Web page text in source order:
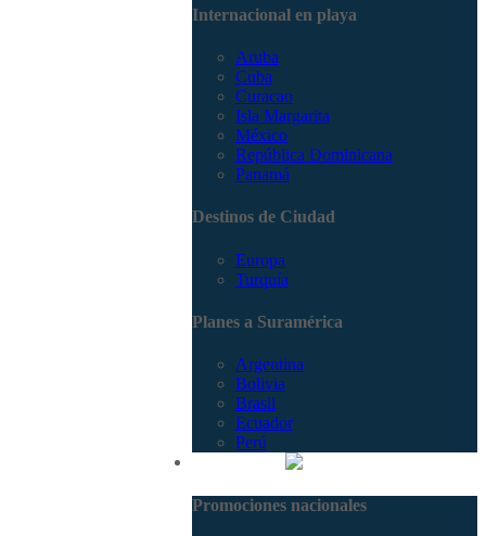
Internacional en playa
Aruba
Cuba
Curacao
Isla Margarita
México
República Dominicana
Panamá
Destinos de Ciudad
Europa
Turquía
Planes a Suramérica
Argentina
Bolivia
Brasil
Ecuador
Perú
Promociones nacionales